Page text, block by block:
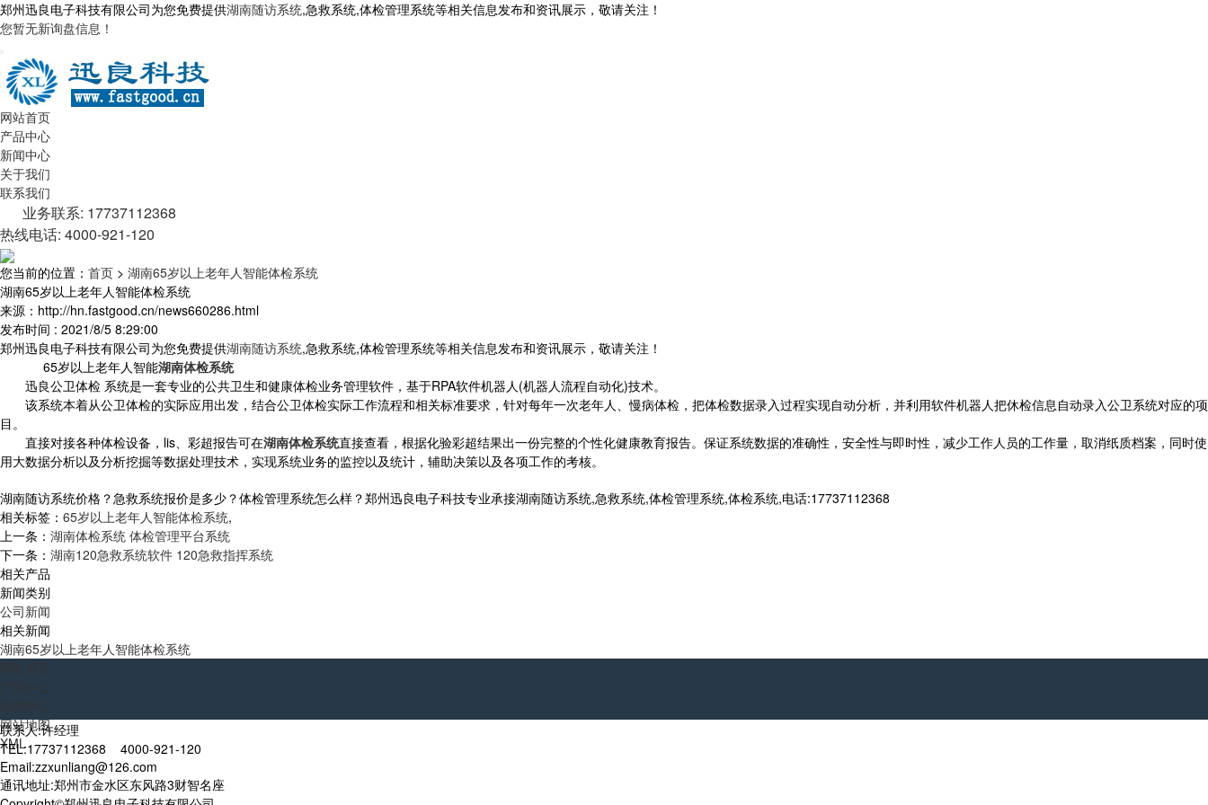
郑州迅良电子科技有限公司为您免费提供湖南随访系统,急救系统,体检管理系统等相关信息发布和资讯展示，敬请关注！
您暂无新询盘信息！
网站首页
产品中心
新闻中心
关于我们
联系我们
业务联系: 17737112368
热线电话: 4000-921-120
您当前的位置： 首页 > 湖南65岁以上老年人智能体检系统
湖南65岁以上老年人智能体检系统
来源：http://hn.fastgood.cn/news660286.html
发布时间 : 2021/8/5 8:29:00
郑州迅良电子科技有限公司为您免费提供湖南随访系统,急救系统,体检管理系统等相关信息发布和资讯展示，敬请关注！
65岁以上老年人智能湖南体检系统
迅良公卫体检 系统是一套专业的公共卫生和健康体检业务管理软件，基于RPA软件机器人(机器人流程自动化)技术。
该系统本着从公卫体检的实际应用出发，结合公卫体检实际工作流程和相关标准要求，针对每年一次老年人、慢病体检，把体检数据录入过程实现自动分析，并利用软件机器人把休检信息自动录入公卫系统对应的项
目。
直接对接各种体检设备，lis、彩超报告可在湖南体检系统直接查看，根据化验彩超结果出一份完整的个性化健康教育报告。保证系统数据的准确性，安全性与即时性，减少工作人员的工作量，取消纸质档案，同时使
用大数据分析以及分析挖掘等数据处理技术，实现系统业务的监控以及统计，辅助决策以及各项工作的考核。
湖南随访系统价格？急救系统报价是多少？体检管理系统怎么样？郑州迅良电子科技专业承接湖南随访系统,急救系统,体检管理系统,体检系统,电话:17737112368
相关标签： 65岁以上老年人智能体检系统,
上一条： 湖南体检系统 体检管理平台系统
下一条： 湖南120急救系统软件 120急救指挥系统
相关产品
新闻类别
公司新闻
相关新闻
湖南65岁以上老年人智能体检系统
网站地图
XML
联系人:许经理
TEL:17737112368 4000-921-120
Email:zzxunliang@126.com
通讯地址:郑州市金水区东风路3财智名座